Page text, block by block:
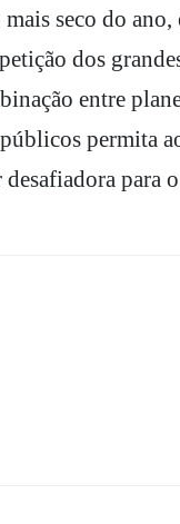
seco do
dos
entre
permita
para